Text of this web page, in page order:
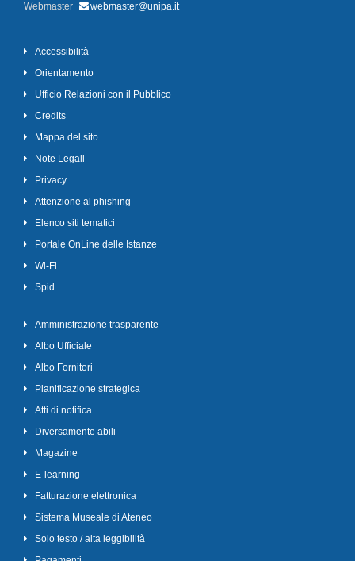
Webmaster
webmaster@unipa.it
Accessibilità
Orientamento
Ufficio Relazioni con il Pubblico
Credits
Mappa del sito
Note Legali
Privacy
Attenzione al phishing
Elenco siti tematici
Portale OnLine delle Istanze
Wi-Fi
Spid
Amministrazione trasparente
Albo Ufficiale
Albo Fornitori
Pianificazione strategica
Atti di notifica
Diversamente abili
Magazine
E-learning
Fatturazione elettronica
Sistema Museale di Ateneo
Solo testo / alta leggibilità